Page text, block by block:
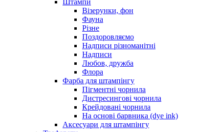
Візерунки, фон
Фауна
Різне
Поздоровляємо
Надписи різноманітні
Надписи
Любов, дружба
Флора
Фарба для штампінгу
Пігментні чорнила
Дистресингові чорнила
Крейдовані чорнила
На основі барвника (dye ink)
Аксесуари для штампінгу